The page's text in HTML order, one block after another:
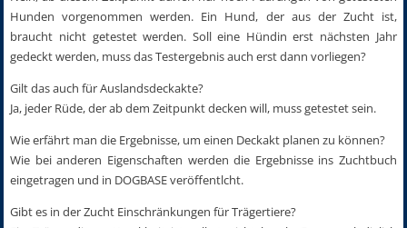
Hunden vorgenommen werden. Ein Hund, der aus der Zucht ist,
braucht nicht getestet werden. Soll eine Hündin erst nächsten Jahr
gedeckt werden, muss das Testergebnis auch erst dann vorliegen?
Gilt das auch für Auslandsdeckakte?
Ja, jeder Rüde, der ab dem Zeitpunkt decken will, muss getestet sein.
Wie erfährt man die Ergebnisse, um einen Deckakt planen zu können?
Wie bei anderen Eigenschaften werden die Ergebnisse ins Zuchtbuch
eingetragen und in DOGBASE veröffentlcht.
Gibt es in der Zucht Einschränkungen für Trägertiere?